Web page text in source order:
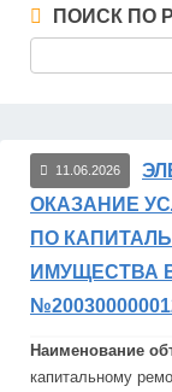
ПОИСК ПО
11.06.2026
ОКАЗАНИЕ
ПО
ИМУЩЕСТВА
Наименование
капитальному